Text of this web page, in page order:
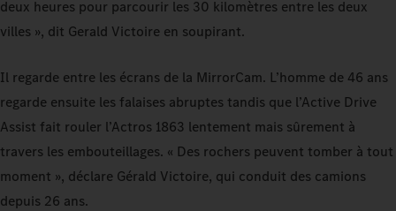
deux heures pour parcourir les 30 kilomètres entre les deux
villes », dit Gerald Victoire en soupirant.
Il regarde entre les écrans de la MirrorCam. L’homme de 46 ans
regarde ensuite les falaises abruptes tandis que l’Active Drive
Assist fait rouler l’Actros 1863 lentement mais sûrement à
travers les embouteillages. « Des rochers peuvent tomber à tout
moment », déclare Gérald Victoire, qui conduit des camions
depuis 26 ans.